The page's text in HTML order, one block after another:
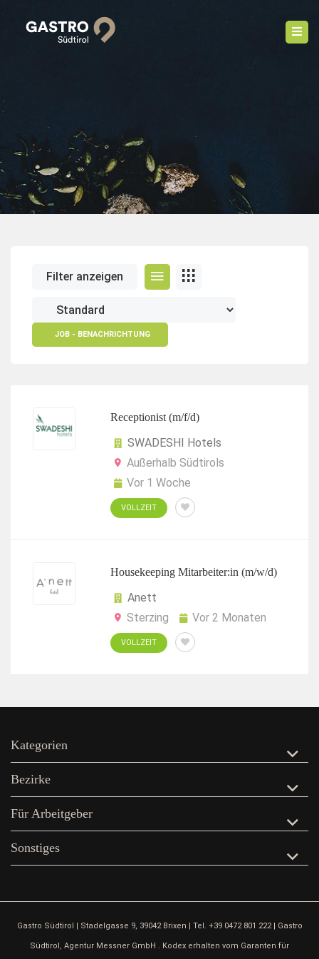
Filter anzeigen
JOB - BENACHRICHTUNG
Receptionist (m/f/d)
SWADESHI Hotels
Außerhalb Südtirols
Vor 1 Woche
VOLLZEIT
Housekeeping Mitarbeiter:in (m/w/d)
Anett
Sterzing
Vor 2 Monaten
VOLLZEIT
Kategorien
Bezirke
Für Arbeitgeber
Sonstiges
Gastro Südtirol | Stadelgasse 9, 39042 Brixen | Tel. +39 0472 801 222 | Gastro
Südtirol, Agentur Messner GmbH . Kodex erhalten vom Garanten für